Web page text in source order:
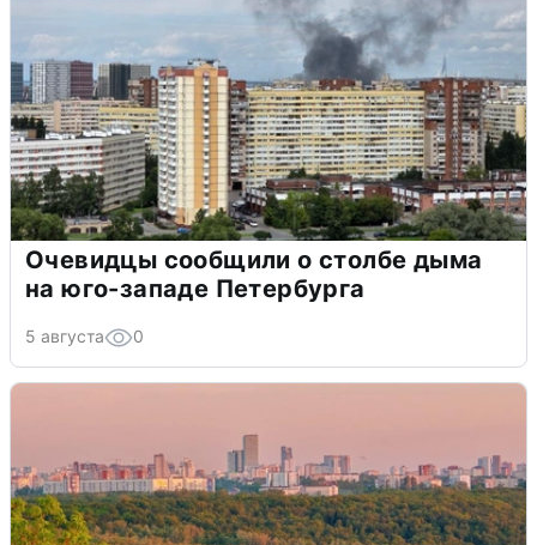
Очевидцы сообщили о столбе дыма
на юго-западе Петербурга
5 августа 0